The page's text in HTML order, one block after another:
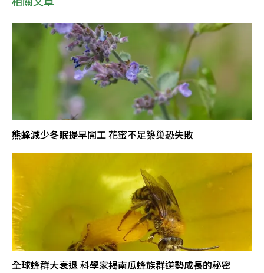
熊蜂減少冬眠提早開工 花蜜不足築巢恐失敗
全球蜂群大衰退 科學家揭南瓜蜂族群逆勢成長的秘密